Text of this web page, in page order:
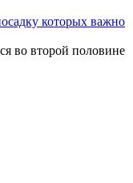
которых важно
во второй половине